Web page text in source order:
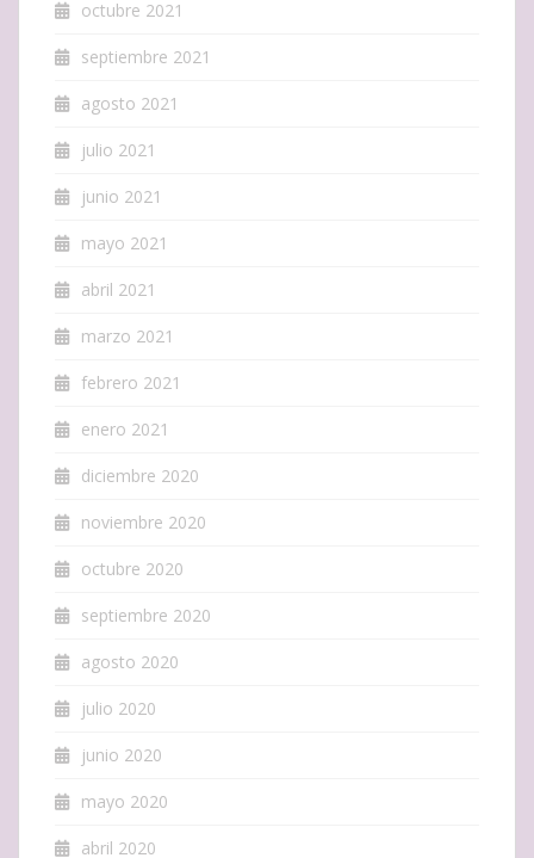
octubre 2021
septiembre 2021
agosto 2021
julio 2021
junio 2021
mayo 2021
abril 2021
marzo 2021
febrero 2021
enero 2021
diciembre 2020
noviembre 2020
octubre 2020
septiembre 2020
agosto 2020
julio 2020
junio 2020
mayo 2020
abril 2020